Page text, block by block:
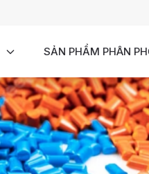
SẢN PHẨM PHÂN